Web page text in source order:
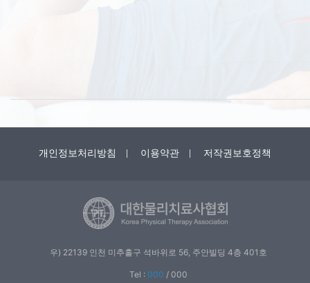
개인정보처리방침 이용약관 저작권보호정책
우) 22139 인천 미추홀구 석바위로 56, 주안빌딩 4층 401호
Tel :000 /000